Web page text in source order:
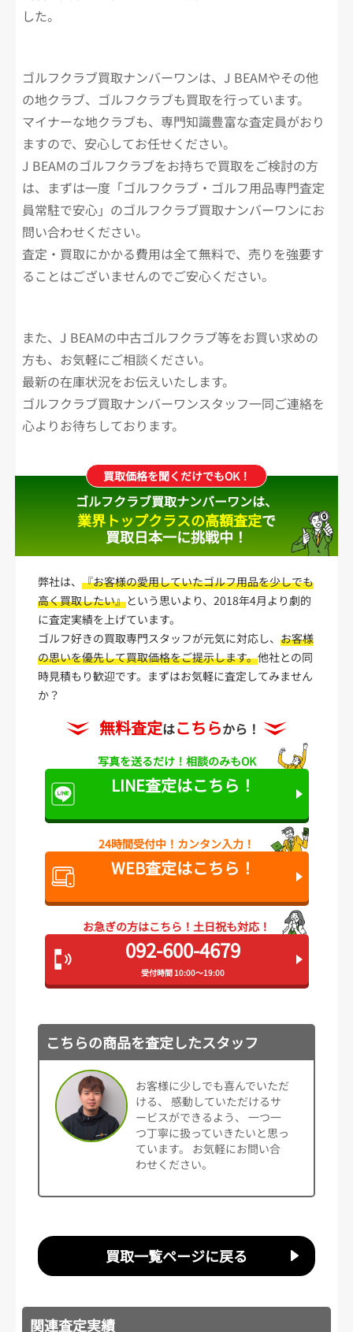
した。
ゴルフクラブ買取ナンバーワンは、J BEAMやその他
の地クラブ、ゴルフクラブも買取を行っています。
マイナーな地クラブも、専門知識豊富な査定員がおり
ますので、安心してお任せください。
J BEAMのゴルフクラブをお持ちで買取をご検討の方
は、まずは一度「ゴルフクラブ・ゴルフ用品専門査定
員常駐で安心」のゴルフクラブ買取ナンバーワンにお
問い合わせください。
査定・買取にかかる費用は全て無料で、売りを強要す
ることはございませんのでご安心ください。
また、J BEAMの中古ゴルフクラブ等をお買い求めの
方も、お気軽にご相談ください。
最新の在庫状況をお伝えいたします。
ゴルフクラブ買取ナンバーワンスタッフ一同ご連絡を
心よりお待ちしております。
買取価格を聞くだけでもOK！
ゴルフクラブ買取ナンバーワンは、
業界トップクラスの高額査定で
買取日本一に挑戦中！
弊社は、『お客様の愛用していたゴルフ用品を少しでも
高く買取したい』という思いより、2018年4月より劇的
に査定実績を上げています。
ゴルフ好きの買取専門スタッフが元気に対応し、お客様
の思いを優先して買取価格をご提示します。他社との同
時見積もり歓迎です。まずはお気軽に査定してみません
か？
無料査定はこちらから！
写真を送るだけ！ 相談のみもOK
LINE査定はこちら！
24時間受付中！ カンタン入力！
WEB査定はこちら！
お急ぎの方はこちら！ 土日祝も対応！
092-600-4679
受付時間 10:00～19:00
こちらの商品を査定したスタッフ
お客様に少しでも喜んでいただ
ける、 感動していただけるサ
ービスができるよう、 一つ一
つ丁寧に扱っていきたいと思っ
ています。 お気軽にお問い合
わせください。
買取一覧ページに戻る
関連査定実績